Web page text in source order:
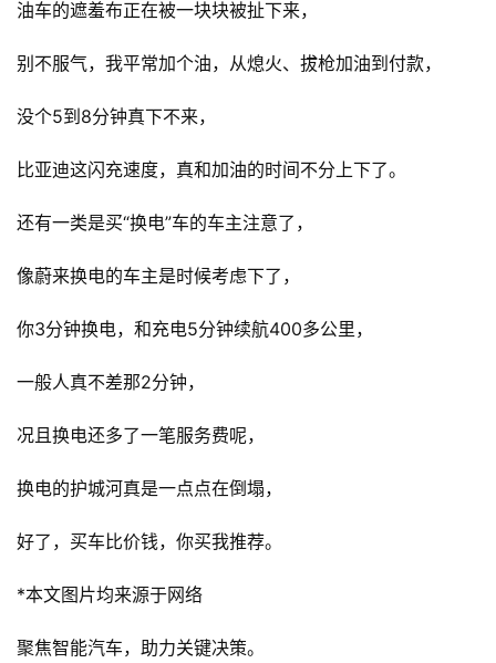
观
科
投
资
人
智
车
出
行
油车的遮羞布正在被一块块被扯下来，
别不服气，我平常加个油，从熄火、拔枪加油到付款，
没个5到8分钟真下不来，
比亚迪这闪充速度，真和加油的时间不分上下了。
还有一类是买“换电”车的车主注意了，
像蔚来换电的车主是时候考虑下了，
你3分钟换电，和充电5分钟续航400多公里，
一般人真不差那2分钟，
况且换电还多了一笔服务费呢，
换电的护城河真是一点点在倒塌，
好了，买车比价钱，你买我推荐。
*本文图片均来源于网络
聚焦智能汽车，助力关键决策。